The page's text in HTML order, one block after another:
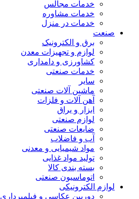
خدمات مجالس
خدمات مشاوره
خدمات در منزل
صنعت
برق و الکترونیک
لوازم و تجهیزات معدن
کشاورزی و دامداری
خدمات صنعتی
سایر
ماشین آلات صنعتی
آهن آلات و فلزات
ابزار و یراق
لوازم صنعتی
ضایعات صنعتی
آب و فاضلاب
مواد شیمیایی و معدنی
تولید مواد غذایی
بسته بندی کالا
اتوماسیون صنعتی
لوازم الکترونیکی
دوربین عکاسی و فیلمبرداری